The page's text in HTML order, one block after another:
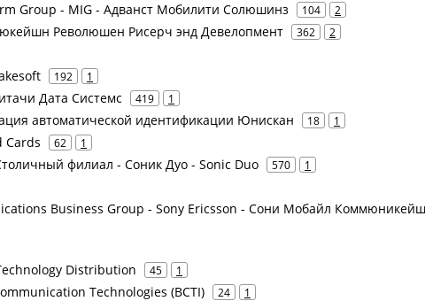
Group - MIG - Адванст Мобилити Солюшинз 104 2
Революшен Рисерч энд Девелопмент 362 2
192 1
Дата Системс 419 1
автоматической идентификации Юнискан 18 1
Cards 62 1
филиал - Соник Дуо - Sonic Duo 570 1
Business Group - Sony Ericsson - Сони Мобайл
Distribution 45 1
Technologies (BCTI) 24 1